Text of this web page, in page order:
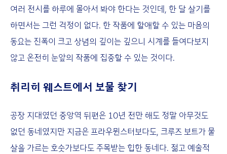
여러 전시를 하루에 몰아서 봐야 한다는 것인데, 한 달 살기를
하면서는 그런 걱정이 없다. 한 작품에 할애할 수 있는 마음의
동요는 진폭이 크고 상념의 깊이는 깊으니 시계를 들여다보지
않고 온전히 눈앞의 작품에 집중할 수 있는 것이다.
취리히 웨스트에서 보물 찾기
공장 지대였던 중앙역 뒤편은 10년 전만 해도 정말 아무것도
없던 동네였지만 지금은 프라우뮌스터보다도, 크루즈 보트가 물
살을 가르는 호숫가보다도 주목받는 힙한 동네다. 젊고 예술적